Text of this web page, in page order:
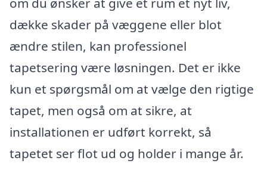
dække skader på væggene eller blot
ændre stilen, kan professionel
tapetsering være løsningen. Det er ikke
kun et spørgsmål om at vælge den rigtige
tapet, men også om at sikre, at
installationen er udført korrekt, så
tapetet ser flot ud og holder i mange år.